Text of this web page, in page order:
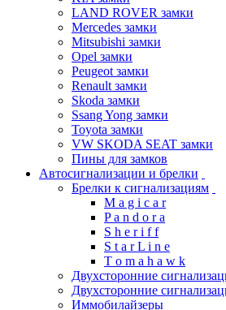
LAND ROVER замки
Mercedes замки
Mitsubishi замки
Opel замки
Peugeot замки
Renault замки
Skoda замки
Ssang Yong замки
Toyota замки
VW SKODA SEAT замки
Пины для замков
Автосигнализации и брелки
Брелки к сигнализациям
M a g i c a r
P a n d o r a
S h e r i f f
S t a r L i n e
T o m a h a w k
Двухсторонние
Двухсторонние
Иммобилайзеры